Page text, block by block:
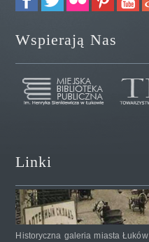
Wspierają Nas
Linki
Historyczna galeria miasta Łuków